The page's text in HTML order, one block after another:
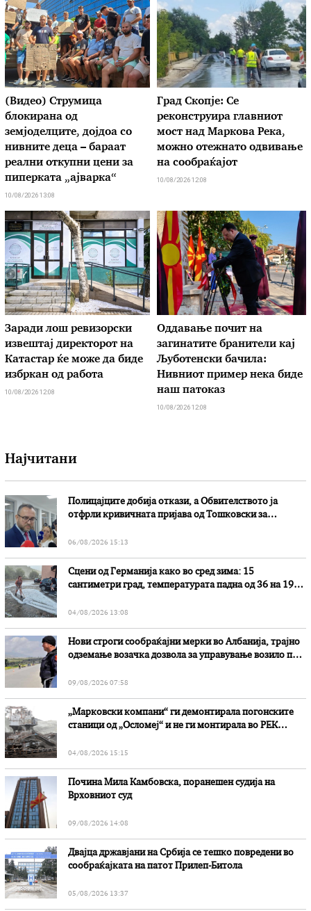
(Видео) Струмица
блокирана од
земјоделците, дојдоа со
нивните деца – бараат
реални откупни цени за
пиперката „ајварка“
10/08/2026 13:08
Град Скопје: Се
реконструира главниот
мост над Маркова Река,
можно отежнато одвивање
на сообраќајот
10/08/2026 12:08
Заради лош ревизорски
извештај директорот на
Катастар ќе може да биде
избркан од работа
10/08/2026 12:08
Оддавање почит на
загинатите бранители кај
Љуботенски бачила:
Нивниот пример нека биде
наш патоказ
10/08/2026 12:08
Најчитани
Полицајците добија откази, а Обвителството ја
отфрли кривичната пријава од Тошковски за
06/08/2026 15:13
Сцени од Германија како во сред зима: 15
сантиметри град, температурата падна од 36 на 19
04/08/2026 13:08
Нови строги сообраќајни мерки во Aлбанија, трајно
одземање возачка дозвола за управување возило под
09/08/2026 07:58
„Марковски компани“ ги демонтирала погонските
станици од „Осломеј“ и не ги монтирала во РЕК
04/08/2026 15:15
Почина Мила Камбовска, поранешен судија на
Врховниот суд
09/08/2026 14:08
Двајца државјани на Србија се тешко повредени во
сообраќајката на патот Прилеп-Битола
05/08/2026 13:37